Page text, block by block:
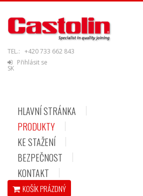
TEL.: +420 733 662 843
Přihlásit se
SK
HLAVNÍ STRÁNKA
PRODUKTY
KE STAŽENÍ
BEZPEČNOST
KONTAKT
KOŠÍKPRÁZDNÝ